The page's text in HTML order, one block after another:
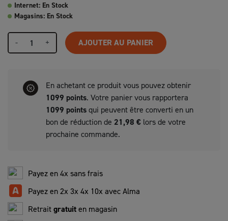
Internet: En Stock
Magasins: En Stock
- + AJOUTER AU PANIER
En achetant ce produit vous pouvez obtenir
1099 points. Votre panier vous rapportera
1099 pointsqui peuvent être converti en un
bon de réduction de 21,98 €lors de votre
prochaine commande.
Payez en 4x sans frais
Payez en 2x 3x 4x 10x avec Alma
Retraitgratuiten magasin